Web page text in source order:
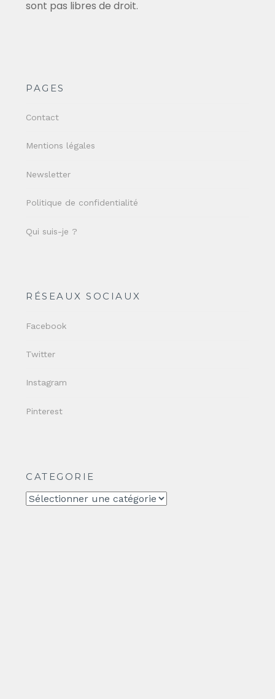
sont pas libres de droit.
PAGES
Contact
Mentions légales
Newsletter
Politique de confidentialité
Qui suis-je ?
RÉSEAUX SOCIAUX
Facebook
Twitter
Instagram
Pinterest
CATEGORIE
CATEGORIE